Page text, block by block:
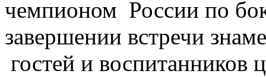
чемпионом России по
завершении встречи
гостей и воспитанников